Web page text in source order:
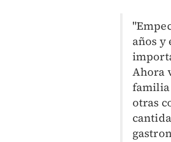
años y
Ahora
familia
otras